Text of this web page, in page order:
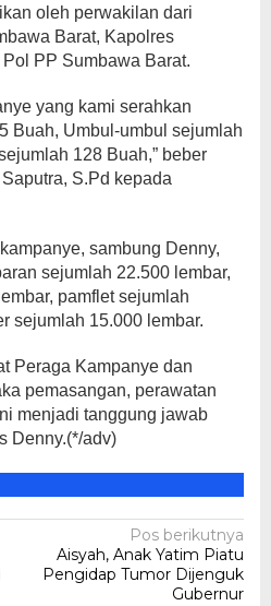
oleh perwakilan dari
Barat, Kapolres
PP Sumbawa Barat.
yang kami serahkan
Buah, Umbul-umbul sejumlah
128 Buah,” beber
S.Pd kepada
sambung Denny,
sejumlah 22.500 lembar,
pamflet sejumlah
sejumlah 15.000 lembar.
Peraga Kampanye dan
pemasangan, perawatan
menjadi tanggung jawab
Denny.(*/adv)
Pos berikutnya
Aisyah, Anak Yatim Piatu
Pengidap Tumor Dijenguk
Gubernur